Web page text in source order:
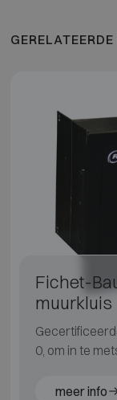
Fichet-
muurkluis
0, om in te
meer info